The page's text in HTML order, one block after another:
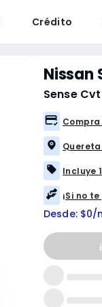
Crédito
Nissan
Sense
Incluye
¡Si no
Desde: $0/